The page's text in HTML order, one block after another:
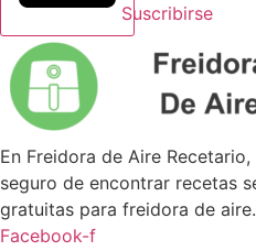
Suscribirse
En Freidora de Aire
seguro de encontrar recetas
gratuitas para freidora de aire.
Facebook-f